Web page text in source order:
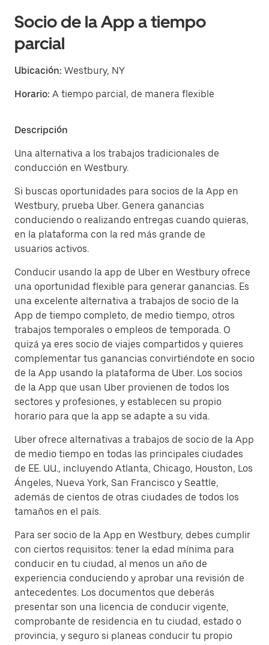
Socio de la App a tiempo
parcial
Ubicación: Westbury, NY
Horario: A tiempo parcial, de manera flexible
Descripción
Una alternativa a los trabajos tradicionales de
conducción en Westbury.
Si buscas oportunidades para socios de la App en
Westbury, prueba Uber. Genera ganancias
conduciendo o realizando entregas cuando quieras,
en la plataforma con la red más grande de
usuarios activos.
Conducir usando la app de Uber en Westbury ofrece
una oportunidad flexible para generar ganancias. Es
una excelente alternativa a trabajos de socio de la
App de tiempo completo, de medio tiempo, otros
trabajos temporales o empleos de temporada. O
quizá ya eres socio de viajes compartidos y quieres
complementar tus ganancias convirtiéndote en socio
de la App usando la plataforma de Uber. Los socios
de la App que usan Uber provienen de todos los
sectores y profesiones, y establecen su propio
horario para que la app se adapte a su vida.
Uber ofrece alternativas a trabajos de socio de la App
de medio tiempo en todas las principales ciudades
de EE. UU., incluyendo Atlanta, Chicago, Houston, Los
Ángeles, Nueva York, San Francisco y Seattle,
además de cientos de otras ciudades de todos los
tamaños en el país.
Para ser socio de la App en Westbury, debes cumplir
con ciertos requisitos: tener la edad mínima para
conducir en tu ciudad, al menos un año de
experiencia conduciendo y aprobar una revisión de
antecedentes. Los documentos que deberás
presentar son una licencia de conducir vigente,
comprobante de residencia en tu ciudad, estado o
provincia, y seguro si planeas conducir tu propio